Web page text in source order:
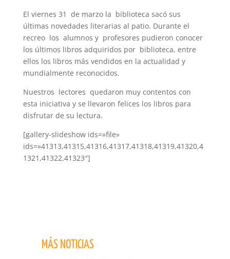
El viernes 31 de marzo la biblioteca sacó sus
últimas novedades literarias al patio. Durante el
recreo los alumnos y profesores pudieron conocer
los últimos libros adquiridos por biblioteca, entre
ellos los libros más vendidos en la actualidad y
mundialmente reconocidos.
Nuestros lectores quedaron muy contentos con
esta iniciativa y se llevaron felices los libros para
disfrutar de su lectura.
[gallery-slideshow ids=»file»
ids=»41313,41315,41316,41317,41318,41319,41320,4
1321,41322,41323″]
MÁS NOTICIAS